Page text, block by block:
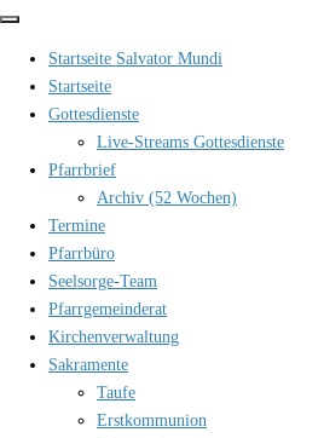
Zum
springen
Startseite Salvator Mundi
Startseite
Gottesdienste
Live-Streams Gottesdienste
Pfarrbrief
Archiv (52 Wochen)
Termine
Pfarrbüro
Seelsorge-Team
Pfarrgemeinderat
Kirchenverwaltung
Sakramente
Taufe
Erstkommunion